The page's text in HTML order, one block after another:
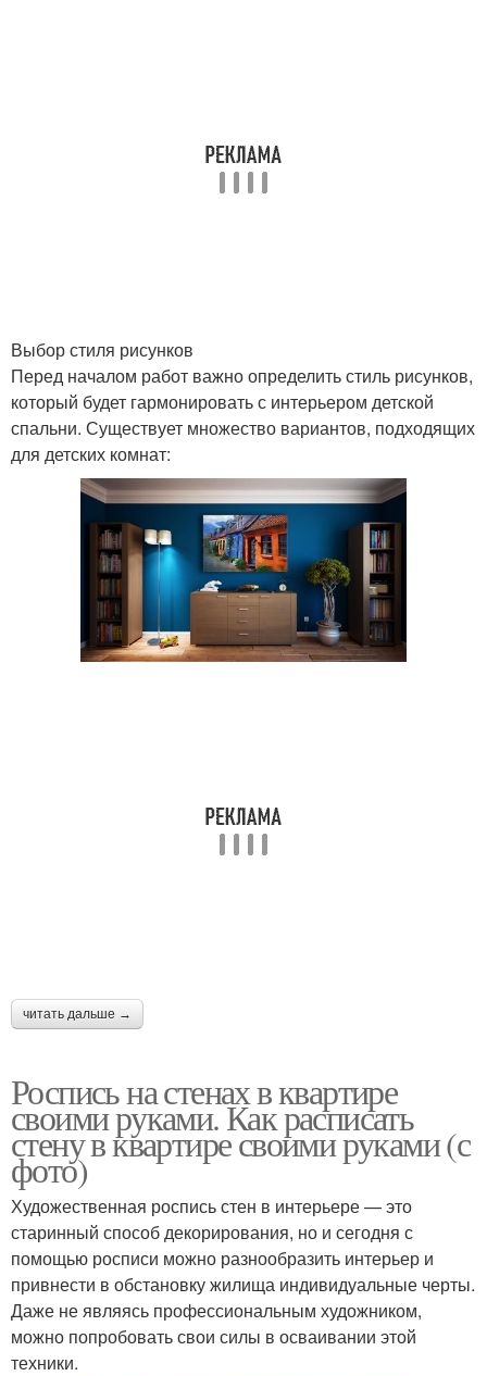
Рисунок по побелке Простые рисунки
Роспись на стене Рисунки на стену
Рисунки в школе Стен в детской комнате
Выбор стиля рисунков
Перед началом работ важно определить стиль рисунков,
который будет гармонировать с интерьером детской
спальни. Существует множество вариантов, подходящих
для детских комнат:
читать дальше →
Роспись на стенах в квартире
своими руками. Как расписать
стену в квартире своими руками (с
фото)
Художественная роспись стен в интерьере — это
старинный способ декорирования, но и сегодня с
помощью росписи можно разнообразить интерьер и
привнести в обстановку жилища индивидуальные черты.
Даже не являясь профессиональным художником,
можно попробовать свои силы в осваивании этой
техники.